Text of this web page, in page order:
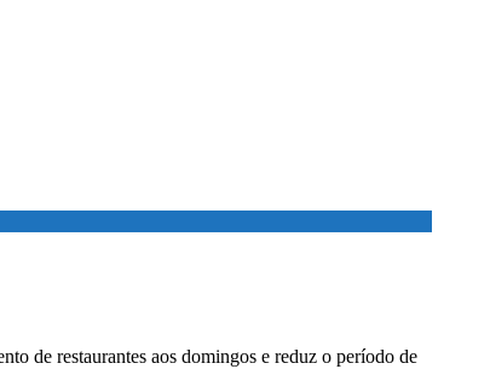
de restaurantes aos domingos e reduz o período de